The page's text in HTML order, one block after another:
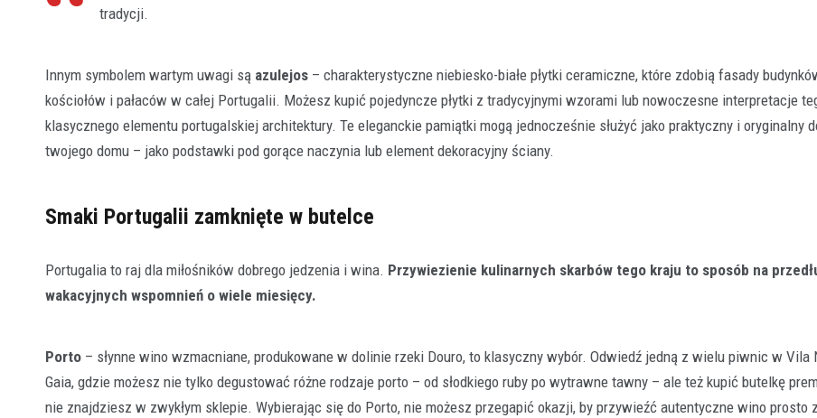
tradycji.
Innym symbolem wartym uwagi są azulejos – charakterystyczne niebiesko-białe płytki ceramiczne, które zdobią fasady
kościołów i pałaców w całej Portugalii. Możesz kupić pojedyncze płytki z tradycyjnymi wzorami lub nowoczesne interpretacje
klasycznego elementu portugalskiej architektury. Te eleganckie pamiątki mogą jednocześnie służyć jako praktyczny i oryginalny
twojego domu – jako podstawki pod gorące naczynia lub element dekoracyjny ściany.
Smaki Portugalii zamknięte w butelce
Portugalia to raj dla miłośników dobrego jedzenia i wina. Przywiezienie kulinarnych skarbów tego kraju to sposób na
wakacyjnych wspomnień o wiele miesięcy.
Porto – słynne wino wzmacniane, produkowane w dolinie rzeki Douro, to klasyczny wybór. Odwiedź jedną z wielu piwnic w Vila
Gaia, gdzie możesz nie tylko degustować różne rodzaje porto – od słodkiego ruby po wytrawne tawny – ale też kupić butelkę
nie znajdziesz w zwykłym sklepie. Wybierając się do Porto, nie możesz przegapić okazji, by przywieźć autentyczne wino prosto
psa. Detektywi z Tajemniczej 5
duchy. Tom 1” Marta Guzowska